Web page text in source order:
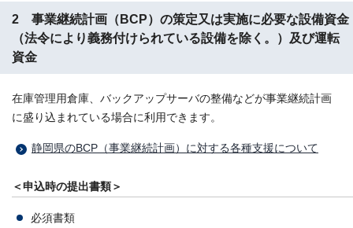
2 事業継続計画（BCP）の策定又は実施に必要な設備資金
（法令により義務付けられている設備を除く。）及び運転
資金
在庫管理用倉庫、バックアップサーバの整備などが事業継続計画
に盛り込まれている場合に利用できます。
静岡県のBCP（事業継続計画）に対する各種支援について
＜申込時の提出書類＞
必須書類